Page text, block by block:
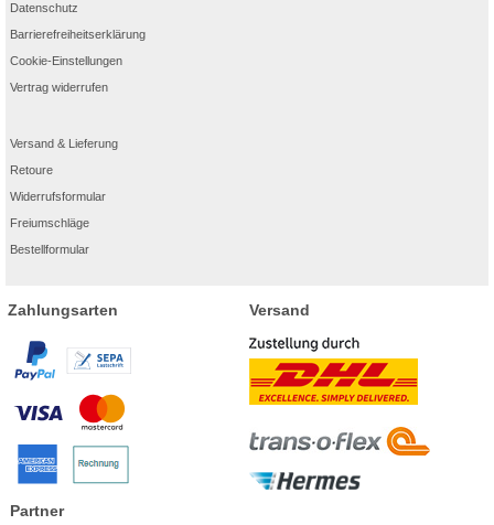
Datenschutz
Barrierefreiheitserklärung
Cookie-Einstellungen
Vertrag widerrufen
Versand & Lieferung
Retoure
Widerrufsformular
Freiumschläge
Bestellformular
Zahlungsarten Versand
Partner